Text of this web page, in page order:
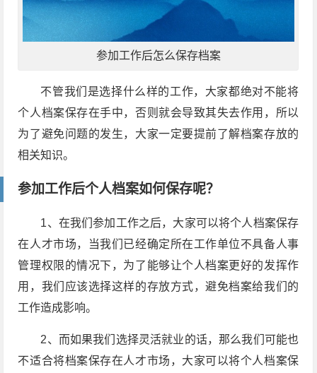
参加工作后怎么保存档案
不管我们是选择什么样的工作，大家都绝对不能将
个人档案保存在手中，否则就会导致其失去作用，所以
为了避免问题的发生，大家一定要提前了解档案存放的
相关知识。
参加工作后个人档案如何保存呢？
1、在我们参加工作之后，大家可以将个人档案保存
在人才市场，当我们已经确定所在工作单位不具备人事
管理权限的情况下，为了能够让个人档案更好的发挥作
用，我们应该选择这样的存放方式，避免档案给我们的
工作造成影响。
2、而如果我们选择灵活就业的话，那么我们可能也
不适合将档案保存在人才市场，大家可以将个人档案保